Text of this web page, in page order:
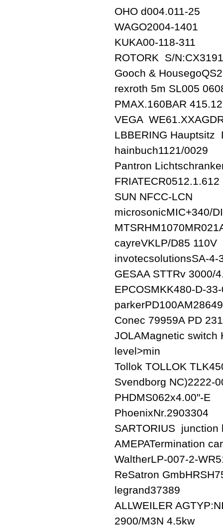
OHO d004.011-25
WAGO2004-1401
KUKA00-118-311
ROTORK S/
Gooch &
rexroth 5m SL005
PMAX.160BAR
VEGA
LBBERING Hauptsitz
hainbuch1121/0029
Pantron
FRIATECR0512.1.612
SUN NFCC-LCN
microsonicMIC+340/
cayreVKLP/D85 110V
invotecsolutionsSA-4-
GESAA STTRv 3000/
EPCOSMKK480-D-
Conec 79959A PD
JOLAMagnetic switch
level>min
Tollok TOLLOK
Svendborg NC)2222-
PHDMS062x4.00"-E
PhoenixNr.2903304
SARTORIUS junction
AMEPATermination
WaltherLP-007-2-
ReSatron
legrand37389
ALLWEILER
2900/M3N 4.5kw